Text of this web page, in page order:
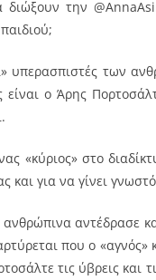
την
υπερασπιστές των
ο Άρης
«κύριος» στο
και για να γίνει
ανθρώπινα αντέδρασε
που ο «αγνός»
τις ύβρεις και